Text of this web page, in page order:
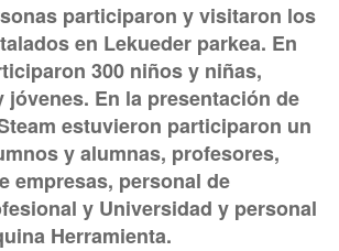
participaron y visitaron los
en Lekueder parkea. En
300 niños y niñas,
jóvenes. En la presentación de
estuvieron participaron un
y alumnas, profesores,
empresas, personal de
y Universidad y personal
Herramienta.